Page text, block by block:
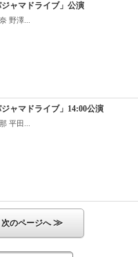
ャマドライブ」公演
野澤...
ャマドライブ」14:00公演
平田...
次のページへ≫